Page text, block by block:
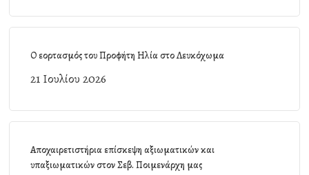
Ο εορτασμός του Προφήτη Ηλία στο Λευκόχωμα
21 Ιουλίου 2026
Αποχαιρετιστήρια επίσκεψη αξιωματικών και
υπαξιωματικών στον Σεβ. Ποιμενάρχη μας